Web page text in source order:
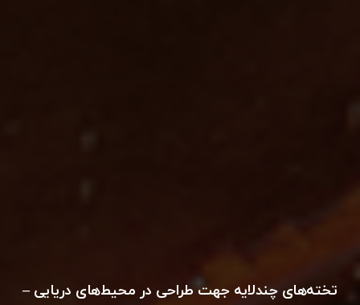
تخته‌های چند‌لایه جهت طراحی در محیط‌های دریایی –